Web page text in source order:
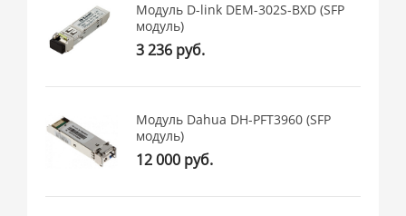
Модуль D-link DEM-302S-BXD (SFP
модуль)
3 236 руб.
Модуль Dahua DH-PFT3960 (SFP
модуль)
12 000 руб.